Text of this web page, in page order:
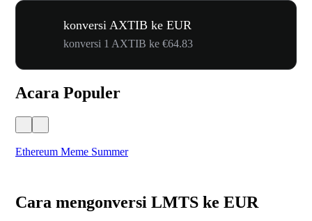
konversi AXTIB ke EUR
konversi 1 AXTIB ke €64.83
Acara Populer
Ethereum Meme Summer
Cara mengonversi LMTS ke EUR